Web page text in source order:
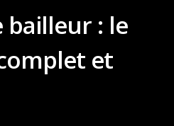
: le
et